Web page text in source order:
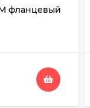
фланцевый